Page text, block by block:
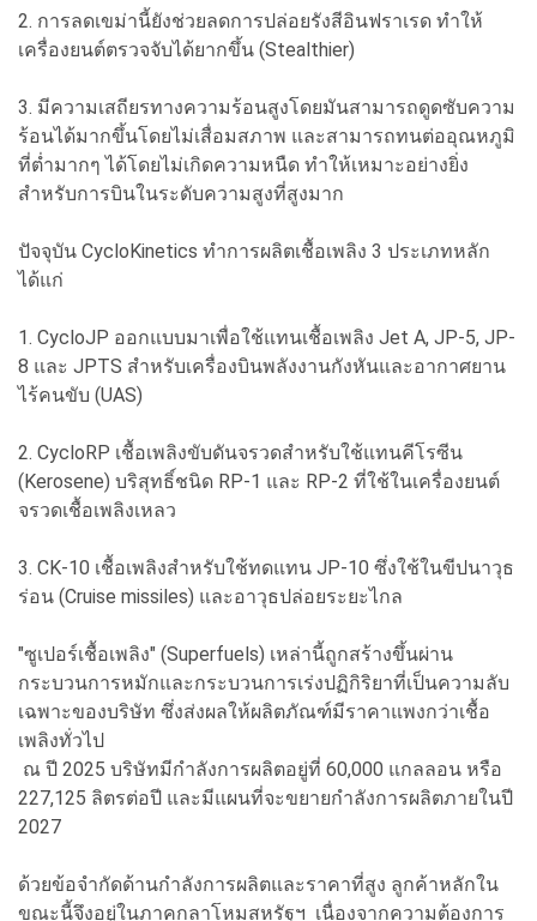
2. การลดเขม่านี้ยังช่วยลดการปล่อยรังสีอินฟราเรด ทำให้
เครื่องยนต์ตรวจจับได้ยากขึ้น (Stealthier)
3. มีความเสถียรทางความร้อนสูงโดยมันสามารถดูดซับความ
ร้อนได้มากขึ้นโดยไม่เสื่อมสภาพ และสามารถทนต่ออุณหภูมิ
ที่ต่ำมากๆ ได้โดยไม่เกิดความหนืด ทำให้เหมาะอย่างยิ่ง
สำหรับการบินในระดับความสูงที่สูงมาก
ปัจจุบัน CycloKinetics ทำการผลิตเชื้อเพลิง 3 ประเภทหลัก
ได้แก่
1. CycloJP ออกแบบมาเพื่อใช้แทนเชื้อเพลิง Jet A, JP-5, JP-
8 และ JPTS สำหรับเครื่องบินพลังงานกังหันและอากาศยาน
ไร้คนขับ (UAS)
2. CycloRP เชื้อเพลิงขับดันจรวดสำหรับใช้แทนคีโรซีน
(Kerosene) บริสุทธิ์ชนิด RP-1 และ RP-2 ที่ใช้ในเครื่องยนต์
จรวดเชื้อเพลิงเหลว
3. CK-10 เชื้อเพลิงสำหรับใช้ทดแทน JP-10 ซึ่งใช้ในขีปนาวุธ
ร่อน (Cruise missiles) และอาวุธปล่อยระยะไกล
"ซูเปอร์เชื้อเพลิง" (Superfuels) เหล่านี้ถูกสร้างขึ้นผ่าน
กระบวนการหมักและกระบวนการเร่งปฏิกิริยาที่เป็นความลับ
เฉพาะของบริษัท ซึ่งส่งผลให้ผลิตภัณฑ์มีราคาแพงกว่าเชื้อ
เพลิงทั่วไป
ณ ปี 2025 บริษัทมีกำลังการผลิตอยู่ที่ 60,000 แกลลอน หรือ
227,125 ลิตรต่อปี และมีแผนที่จะขยายกำลังการผลิตภายในปี
2027
ด้วยข้อจำกัดด้านกำลังการผลิตและราคาที่สูง ลูกค้าหลักใน
ขณะนี้จึงอยู่ในภาคกลาโหมสหรัฐฯ เนื่องจากความต้องการ